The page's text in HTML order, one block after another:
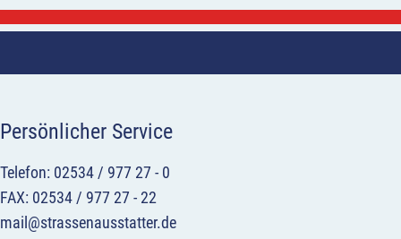
Persönlicher Service
Telefon: 02534 / 977 27 - 0
FAX: 02534 / 977 27 - 22
mail@strassenausstatter.de